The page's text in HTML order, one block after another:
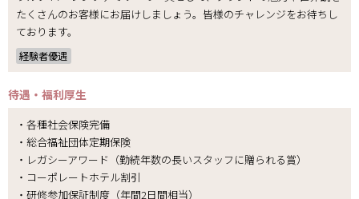
たくさんのお客様にお届けしましょう。皆様のチャレンジをお待ちし
ております。
経験者優遇
待遇・福利厚生
・各種社会保険完備
・総合福祉団体定期保険
・レガシーアワード（勤続年数の長いスタッフに贈られる賞）
・コーポレートホテル割引
・研修参加保証制度（年間2日間相当）